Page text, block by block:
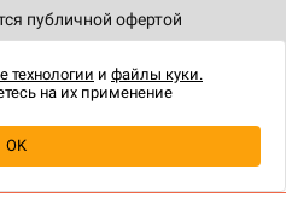
о наличии
публичной офертой
технологии и файлы куки.
на их применение
OK